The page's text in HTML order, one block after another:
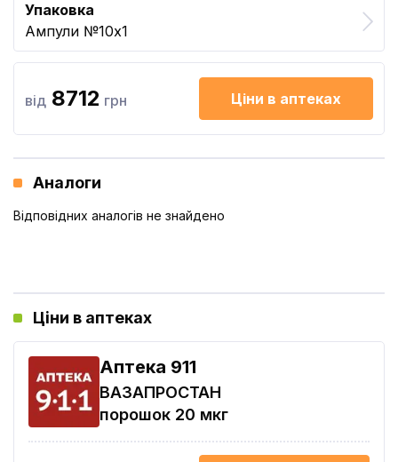
Упаковка
Ампули №10x1
від 8712 грн Ціни в аптеках
Аналоги
Відповідних аналогів не знайдено
Ціни в аптеках
Aптека 911
ВАЗАПРОСТАН
порошок 20 мкг